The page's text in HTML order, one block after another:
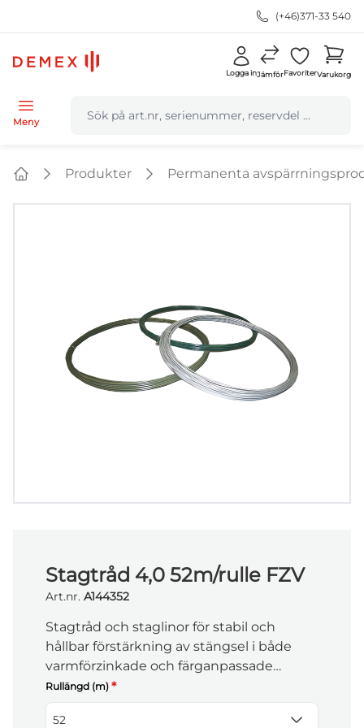
(+46)371-33 540
Logga inJämförFavoriterVarukorg
Meny
Produkter Permanenta
Stagtråd 4,0 52m/rulle FZV
Art.nr. A144352
Stagtråd och staglinor för stabil och
hållbar förstärkning av stängsel i både
varmförzinkade och färganpassade
utföranden.
Rullängd (m) *
52